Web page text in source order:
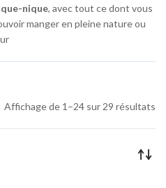
nique, avec tout ce dont vous
manger en pleine nature ou
Affichage de 1–24 sur 29 résultats